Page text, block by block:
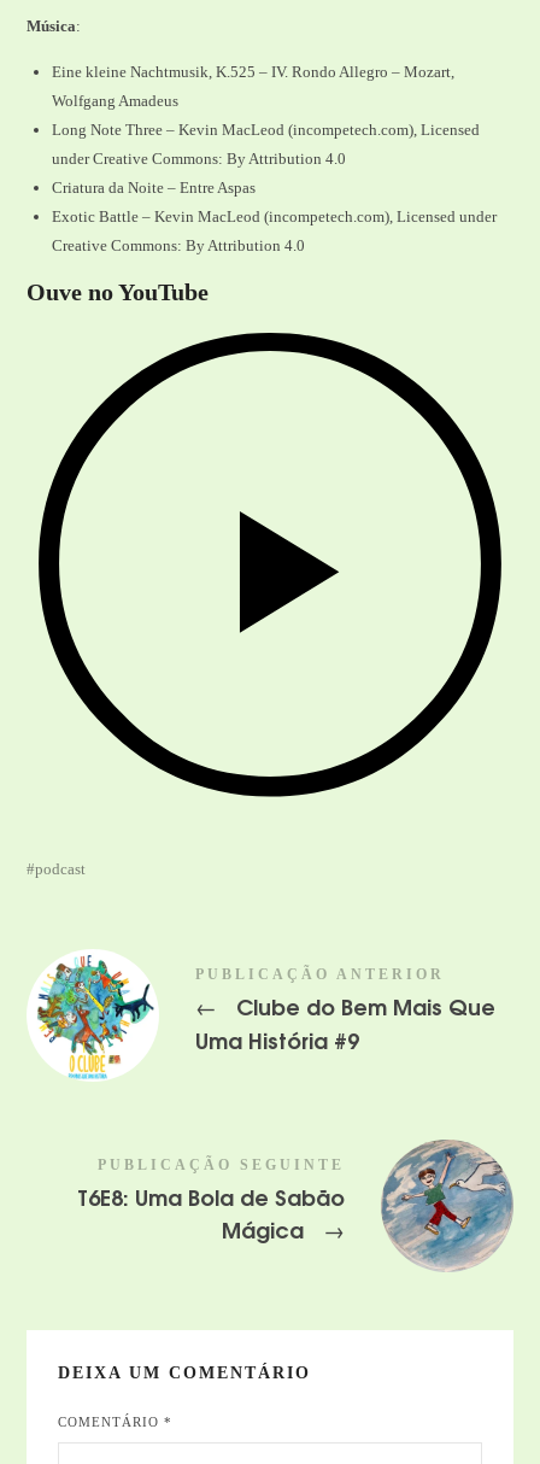
Música:
Eine kleine Nachtmusik, K.525 – IV. Rondo Allegro – Mozart,
Wolfgang Amadeus
Long Note Three – Kevin MacLeod (incompetech.com), Licensed
under Creative Commons: By Attribution 4.0
Criatura da Noite – Entre Aspas
Exotic Battle – Kevin MacLeod (incompetech.com), Licensed under
Creative Commons: By Attribution 4.0
Ouve no YouTube
podcast
PUBLICAÇÃO ANTERIOR
←
Clube do Bem Mais Que
Uma História #9
PUBLICAÇÃO SEGUINTE
T6E8: Uma Bola de Sabão
Mágica
→
DEIXA UM COMENTÁRIO
COMENTÁRIO*